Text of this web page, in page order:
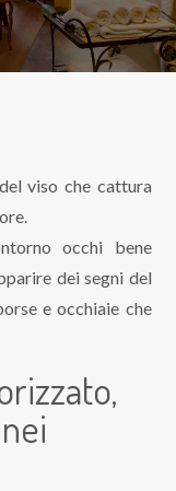
viso che cattura
occhi bene
dei segni del
e occhiaie che